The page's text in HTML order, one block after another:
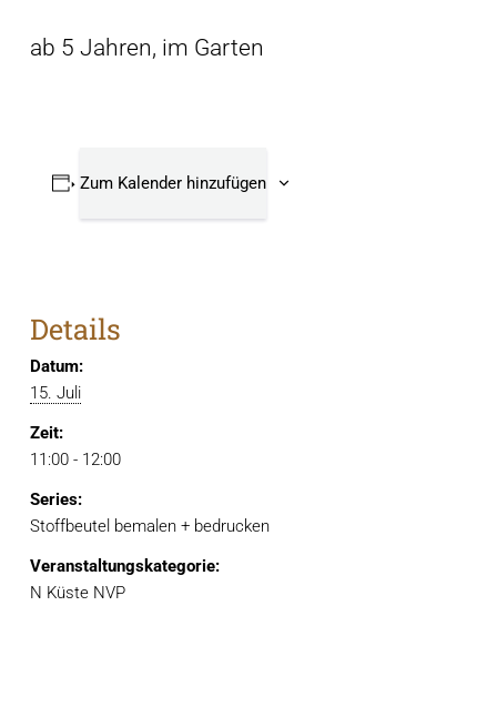
ab 5 Jahren, im Garten
Zum Kalender hinzufügen
Details
Datum:
15. Juli
Zeit:
11:00 - 12:00
Series:
Stoffbeutel bemalen + bedrucken
Veranstaltungskategorie:
N Küste NVP